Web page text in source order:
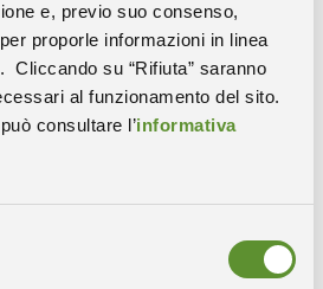
e, previo suo consenso,
proporle informazioni in linea
Cliccando su “Rifiuta” saranno
al funzionamento del sito.
consultare l’informativa
a Nexstep come
dei PhD assieme aESRF
eILL(Francia),FZJ(Germania),
NTNU(Norvegia).
E AVERE MAGGIORI